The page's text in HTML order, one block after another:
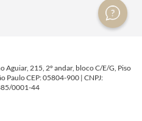
Aguiar, 215, 2º andar, bloco C/E/G, Piso
Paulo CEP: 05804-900 | CNPJ:
0001-44